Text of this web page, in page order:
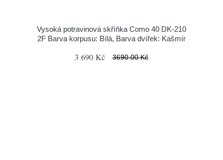
Vysoká potravinová skříňka Como 40 DK-210
2F Barva korpusu: Bílá, Barva dvířek: Kašmír
3 690 Kč 3690.00 Kč